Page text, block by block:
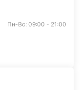
Пн-Вс: 09:00 - 21:00